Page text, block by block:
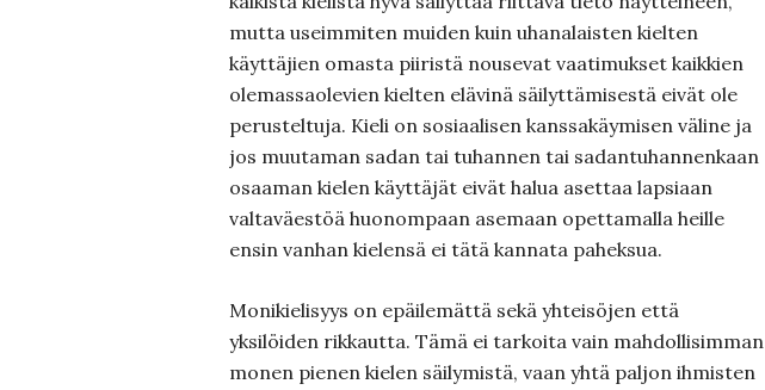
mutta useimmiten muiden kuin uhanalaisten kielten
käyttäjien omasta piiristä nousevat vaatimukset kaikkien
olemassaolevien kielten elävinä säilyttämisestä eivät ole
perusteltuja. Kieli on sosiaalisen kanssakäymisen väline ja
jos muutaman sadan tai tuhannen tai sadantuhannenkaan
osaaman kielen käyttäjät eivät halua asettaa lapsiaan
valtaväestöä huonompaan asemaan opettamalla heille
ensin vanhan kielensä ei tätä kannata paheksua.
Monikielisyys on epäilemättä sekä yhteisöjen että
yksilöiden rikkautta. Tämä ei tarkoita vain mahdollisimman
monen pienen kielen säilymistä, vaan yhtä paljon ihmisten